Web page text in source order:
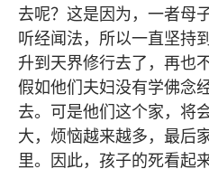
去呢？这是因为，一者母
听经闻法，所以一直坚持
升到天界修行去了，再也
假如他们夫妇没有学佛念
去。可是他们这个家，将
大，烦恼越来越多，最后
里。因此，孩子的死看起